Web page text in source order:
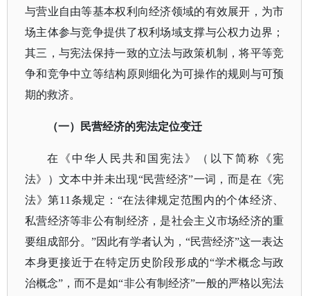
与营业自由等基本权利向经济领域的有效展开，为市
场主体参与竞争提供了权利场域支撑与公权力边界；
其三，与宪法保持一致的立法与政策机制，将平等竞
争和竞争中立等结构原则细化为可操作的规则与可预
期的救济。
（一）民营经济的宪法定位变迁
在《中华人民共和国宪法》（以下简称《宪
法》）文本中并未出现“民营经济”一词，而是在《宪
法》第11条规定：“在法律规定范围内的个体经济、
私营经济等非公有制经济，是社会主义市场经济的重
要组成部分。”因此有学者认为，“民营经济”这一表达
本身更接近于在特定历史阶段形成的“学术概念与政
治概念”，而不是如“非公有制经济”一般的严格以宪法